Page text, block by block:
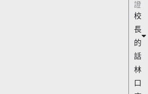
證
校
長
的
話
林
口